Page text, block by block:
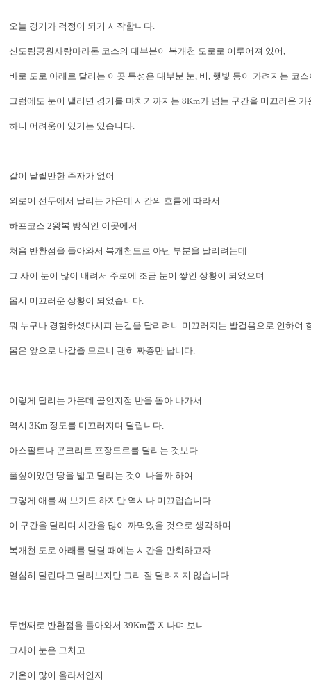
오늘 경기가 걱정이 되기 시작합니다.
신도림공원사랑마라톤 코스의 대부분이 복개천 도로로 이루어져 있어,
바로 도로 아래로 달리는 이곳 특성은 대부분 눈, 비, 햇빛 등이 가려지는 코
그럼에도 눈이 낼리면 경기를 마치기까지는 8Km가 넘는 구간을 미끄러운 가
하니 어려움이 있기는 있습니다.
같이 달릴만한 주자가 없어
외로이 선두에서 달리는 가운데 시간의 흐름에 따라서
하프코스 2왕복 방식인 이곳에서
처음 반환점을 돌아와서 복개천도로 아닌 부분을 달리려는데
그 사이 눈이 많이 내려서 주로에 조금 눈이 쌓인 상황이 되었으며
몹시 미끄러운 상황이 되었습니다.
뭐 누구나 경험하셨다시피 눈길을 달리려니 미끄러지는 발걸음으로 인하여
몸은 앞으로 나갈줄 모르니 괜히 짜증만 납니다.
이렇게 달리는 가운데 골인지점 반을 돌아 나가서
역시 3Km 정도를 미끄러지며 달립니다.
아스팔트나 콘크리트 포장도로를 달리는 것보다
풀섶이었던 땅을 밟고 달리는 것이 나을까 하여
그렇게 애를 써 보기도 하지만 역시나 미끄럽습니다.
이 구간을 달리며 시간을 많이 까먹었을 것으로 생각하며
복개천 도로 아래를 달릴 때에는 시간을 만회하고자
열심히 달린다고 달려보지만 그리 잘 달려지지 않습니다.
두번째로 반환점을 돌아와서 39Km쯤 지나며 보니
그사이 눈은 그치고
기온이 많이 올라서인지